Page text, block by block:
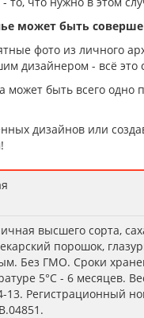
может быть
фото из личного
дизайнером - всё это
может быть всего одно
дизайнов или
высшего сорта,
порошок,
Без ГМО. Сроки
5°С - 6 месяцев.
13. Регистрационный